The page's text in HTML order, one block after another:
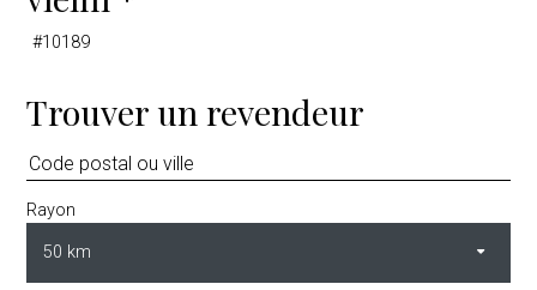
#10189
Trouver un revendeur
Rayon